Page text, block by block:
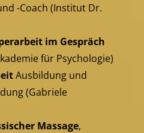
-Coach (Institut Dr.
im Gespräch
für Psychologie)
Ausbildung und
(Gabriele
Massage,